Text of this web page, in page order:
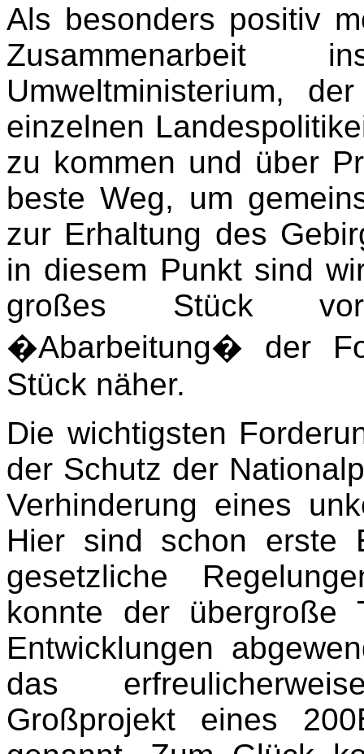
Als besonders positiv
Zusammenarbeit
Umweltministerium,
einzelnen
zu kommen und über
beste Weg, um
zur Erhaltung des
in diesem Punkt sind
großes Stück
�Abarbeitung� der
Stück näher.
Die wichtigsten
der Schutz der
Verhinderung eines
Hier sind schon erste
gesetzliche
konnte der übergroße
Entwicklungen
das
Großprojekt eines